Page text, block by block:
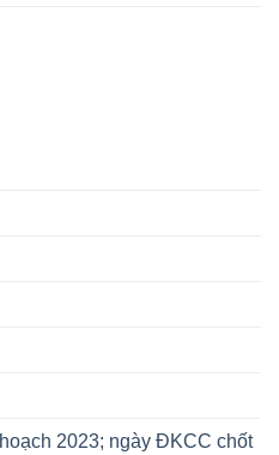
2023; ngày ĐKCC chốt